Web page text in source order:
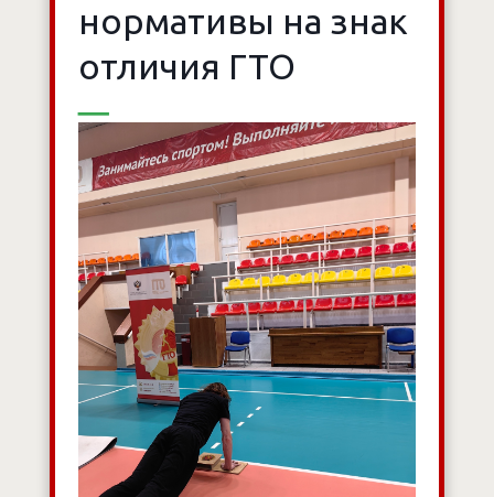
нормативы на знак
отличия ГТО